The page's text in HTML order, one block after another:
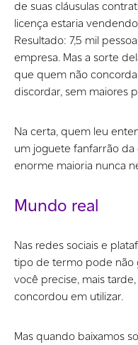
de suas cláusulas
licença estaria
Resultado: 7,5 mil
empresa. Mas a sorte
que quem não
discordar, sem maiores
Na certa, quem leu
um joguete fanfarrão da
enorme maioria nunca
Mundo real
Nas redes sociais e
tipo de termo pode não
você precise, mais
concordou em utilizar.
Mas quando baixamos